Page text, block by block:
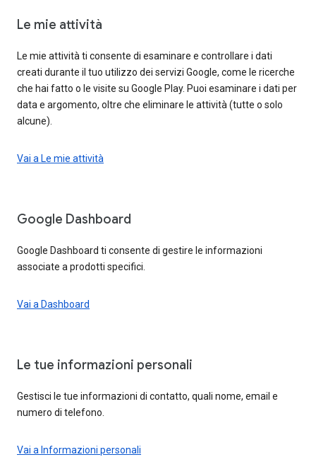
Le mie attività
Le mie attività ti consente di esaminare e controllare i dati
creati durante il tuo utilizzo dei servizi Google, come le ricerche
che hai fatto o le visite su Google Play. Puoi esaminare i dati per
data e argomento, oltre che eliminare le attività (tutte o solo
alcune).
Vai a Le mie attività
Google Dashboard
Google Dashboard ti consente di gestire le informazioni
associate a prodotti specifici.
Vai a Dashboard
Le tue informazioni personali
Gestisci le tue informazioni di contatto, quali nome, email e
numero di telefono.
Vai a Informazioni personali